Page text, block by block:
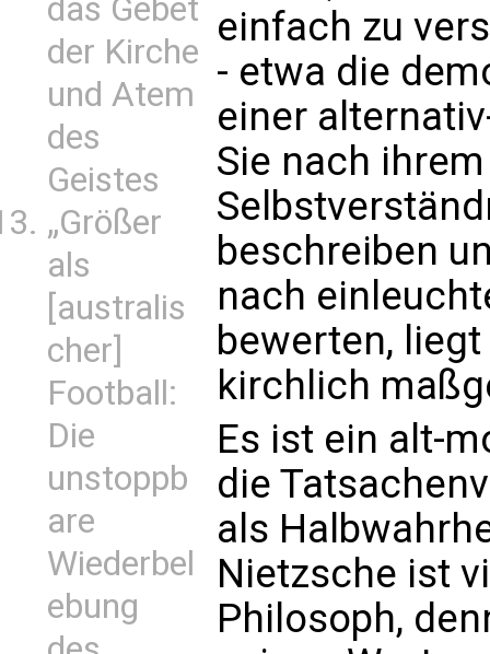
das Gebet
der Kirche
und Atem
des
Geistes
„Größer
als
[australis
cher]
Football:
Die
unstoppb
are
Wiederbel
ebung
einfach zu
- etwa die
einer
Sie nach
beschreiben
nach
bewerten,
kirchlich
Es ist ein alt-
die
als
Nietzsche ist
Philosoph,